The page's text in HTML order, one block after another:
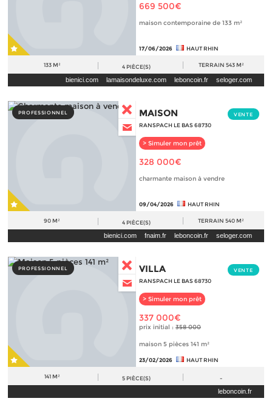
669 500€
maison contemporaine de 133 m²
17/06/2026 HAUT RHIN
133 M² 4 PIÈCE(S) TERRAIN 543 M²
bienici.com lamaisondeluxe.com leboncoin.fr seloger.com
PROFESSIONNEL MAISON
RANSPACH LE BAS 68730
> Simuler mon prêt
VENTE
328 000€
charmante maison à vendre
09/04/2026 HAUT RHIN
90 M² 4 PIÈCE(S) TERRAIN 540 M²
bienici.com fnaim.fr leboncoin.fr seloger.com
PROFESSIONNEL VILLA
RANSPACH LE BAS 68730
> Simuler mon prêt
VENTE
337 000€
prix initial : 358 000
maison 5 pièces 141 m²
23/02/2026 HAUT RHIN
141 M² 5 PIÈCE(S) -
leboncoin.fr